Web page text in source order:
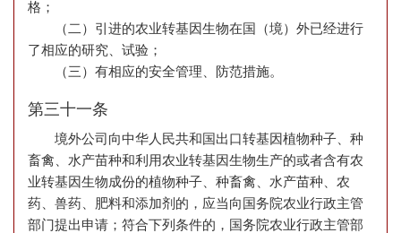
格；
（二）引进的农业转基因生物在国（境）外已经进行
了相应的研究、试验；
（三）有相应的安全管理、防范措施。
第三十一条
境外公司向中华人民共和国出口转基因植物种子、种
畜禽、水产苗种和利用农业转基因生物生产的或者含有农
业转基因生物成份的植物种子、种畜禽、水产苗种、农
药、兽药、肥料和添加剂的，应当向国务院农业行政主管
部门提出申请；符合下列条件的，国务院农业行政主管部